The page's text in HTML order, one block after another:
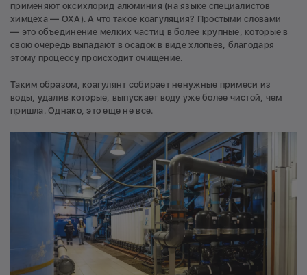
применяют оксихлорид алюминия (на языке специалистов
химцеха — ОХА). А что такое коагуляция? Простыми словами
— это объединение мелких частиц в более крупные, которые в
свою очередь выпадают в осадок в виде хлопьев, благодаря
этому процессу происходит очищение.
Таким образом, коагулянт собирает ненужные примеси из
воды, удалив которые, выпускает воду уже более чистой, чем
пришла. Однако, это еще не все.